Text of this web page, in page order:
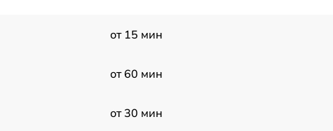
от 15 мин
от 60 мин
от 30 мин